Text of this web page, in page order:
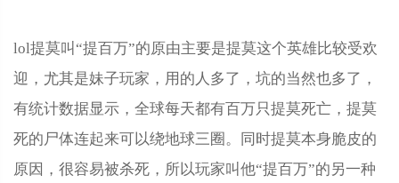
lol提莫叫“提百万”的原由主要是提莫这个英雄比较受欢
迎，尤其是妹子玩家，用的人多了，坑的当然也多了，
有统计数据显示，全球每天都有百万只提莫死亡，提莫
死的尸体连起来可以绕地球三圈。同时提莫本身脆皮的
原因，很容易被杀死，所以玩家叫他“提百万”的另一种